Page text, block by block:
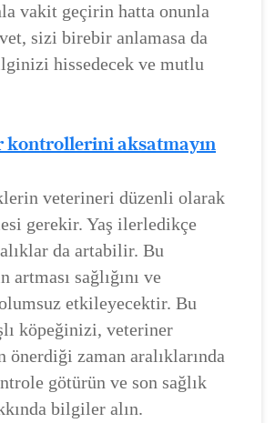
vakit geçirin hatta onunla
sizi birebir anlamasa da
hissedecek ve mutlu
kontrollerini aksatmayın
veterineri düzenli olarak
gerekir. Yaş ilerledikçe
da artabilir. Bu
artması sağlığını ve
etkileyecektir. Bu
köpeğinizi, veteriner
zaman aralıklarında
götürün ve son sağlık
bilgiler alın.